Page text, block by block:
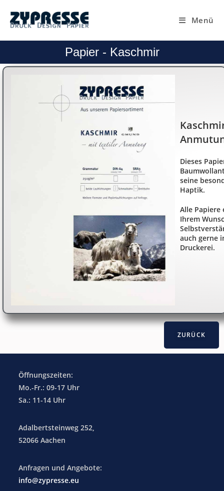
Menü
Papier - Kaschmir
Dieses
seine
Haptik.
​Alle Papiere
Ihrem
auch gerne
Druckerei.
Öffnungszeiten:
Mo.-Fr.: 09-17 Uhr
Sa.: 11-14 Uhr
Adalbertsteinweg 252,
52066 Aachen
Anfragen und Angebote:
info@zypresse.eu